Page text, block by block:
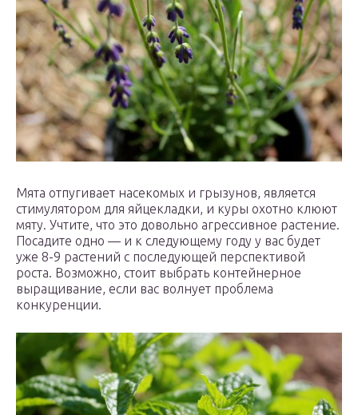
Мята отпугивает насекомых и грызунов, является
стимулятором для яйцекладки, и куры охотно клюют
мяту. Учтите, что это довольно агрессивное растение.
Посадите одно — и к следующему году у вас будет
уже 8-9 растений с последующей перспективой
роста. Возможно, стоит выбрать контейнерное
выращивание, если вас волнует проблема
конкуренции.